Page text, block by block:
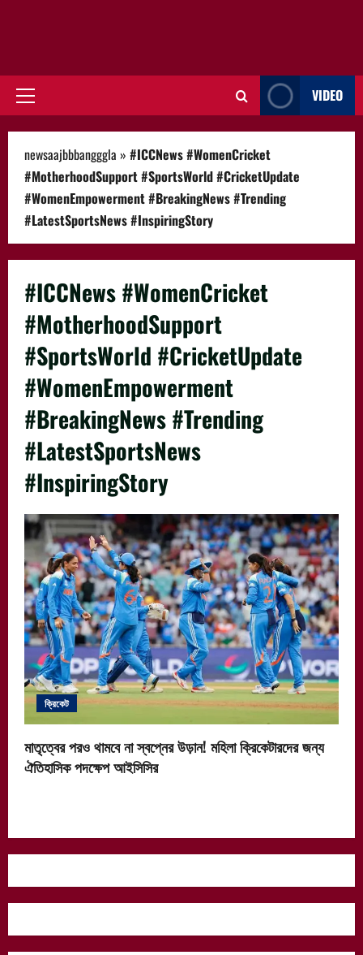
Primary
VIDEO
newsaajbbbangggla » #ICCNews #WomenCricket
#MotherhoodSupport #SportsWorld #CricketUpdate
#WomenEmpowerment #BreakingNews #Trending
#LatestSportsNews #InspiringStory
#ICCNews #WomenCricket
#MotherhoodSupport
#SportsWorld #CricketUpdate
#WomenEmpowerment
#BreakingNews #Trending
#LatestSportsNews
#InspiringStory
ক্রিকেট
মাতৃত্বের পরও থামবে না স্বপ্নের উড়ান! মহিলা ক্রিকেটারদের জন্য
ঐতিহাসিক পদক্ষেপ আইসিসির